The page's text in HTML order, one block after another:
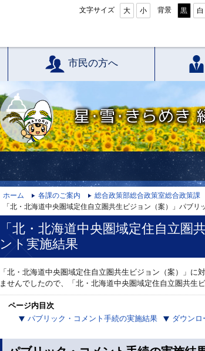
文字サイズ 大 小 背景 黒 白
市民の方へ
星・雪・きらめき
ホーム 各課のご案内 総合政策部総合政策室総合政策課
「北・北海道中央圏域定住自立圏共生ビジョン（案）」パブリ
「北・北海道中央圏域定住自立
ント実施結果
「北・北海道中央圏域定住自立圏共生ビジョン（案）」
ませんでしたので、「北・北海道中央圏域定住自立圏共生
ページ内目次
パブリック・コメント手続の実施結果
ダウンロ